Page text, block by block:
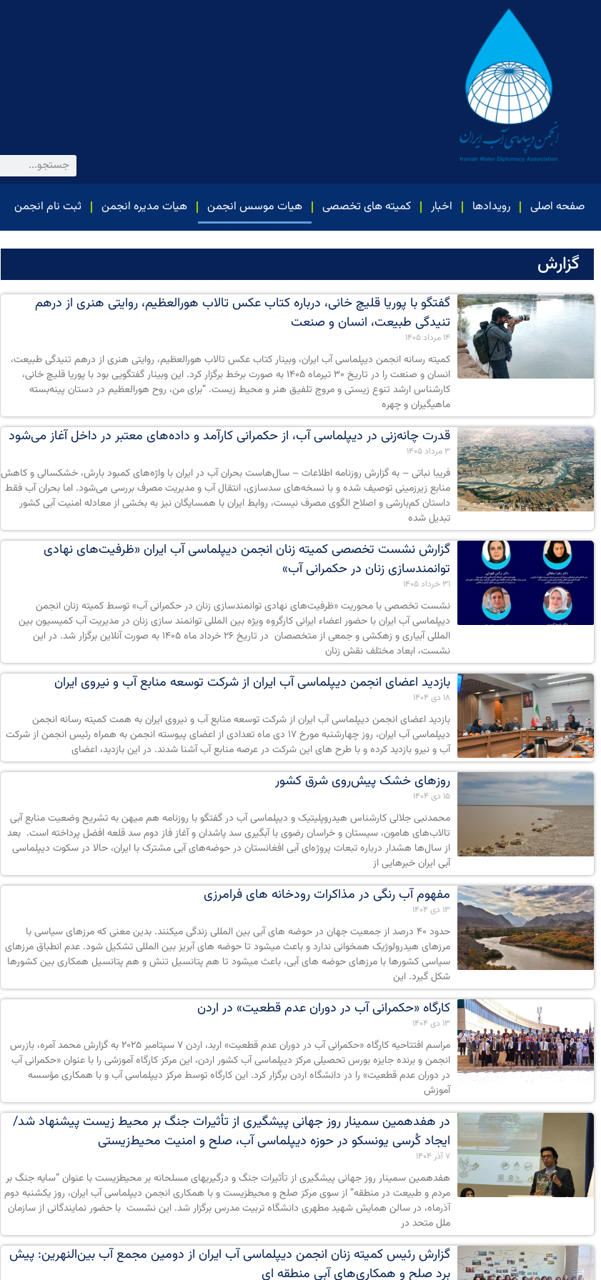
صفحه اصلی رویدادها اخبار کمیته های تخصصی هیات موسس انجمن هیات مدیره انجمن ثبت نام انجمن
گزارش
گفتگو با پوریا قلیچ خانی، درباره کتاب عکس تالاب هورالعظیم، روایتی هنری از درهم
تنیدگی طبیعت، انسان و صنعت
۱۴ مرداد ۱۴۰۵
کمیته رسانه انجمن دیپلماسی آب ایران، وبینار کتاب عکس تالاب هورالعظیم، روایتی هنری از درهم تنیدگی طبیعت،
انسان و صنعت را در تاریخ ۳۰ تیرماه ۱۴۰۵ به صورت برخط برگزار کرد. این وبینار گفتگویی بود با پوریا قلیچ خانی،
کارشناس ارشد تنوع زیستی و مروج تلفیق هنر و محیط زیست. “برای من، روح هورالعظیم در دستان پینه‌بسته
ماهیگیران و چهره
قدرت چانه‌زنی در دیپلماسی آب، از حکمرانی کارآمد و داده‌های معتبر در داخل آغاز می‌شود
۳ مرداد ۱۴۰۵
فریبا نباتی – به گزارش روزنامه اطلاعات – سال‌هاست بحران آب در ایران با واژه‌های کمبود بارش، خشکسالی و کاهش
منابع زیرزمینی توصیف شده و با نسخه‌های سدسازی، انتقال آب و مدیریت مصرف بررسی می‌شود. اما بحران آب فقط
داستان کم‌بارشی و اصلاح الگوی مصرف نیست، روابط ایران با همسایگان نیز به بخشی از معادله امنیت آبی کشور
تبدیل شده
گزارش نشست تخصصی کمیته زنان انجمن دیپلماسی آب ایران «ظرفیت‌های نهادی
توانمندسازی زنان در حکمرانی آب»
۳۱ خرداد ۱۴۰۵
نشست تخصصی با محوریت «ظرفیت‌های نهادی توانمندسازی زنان در حکمرانی آب» توسط کمیته زنان انجمن
دیپلماسی آب ایران با حضور اعضاء ایرانی کارگروه ویژه بین المللی توانمند سازی زنان در مدیریت آب کمیسیون بین
المللی آبیاری و زهکشی و جمعی از متخصصان در تاریخ ۲۶ خرداد ماه ۱۴۰۵ به صورت آنلاین برگزار شد. در این
نشست، ابعاد مختلف نقش زنان
بازدید اعضای انجمن دیپلماسی آب ایران از شرکت توسعه منابع آب و نیروی ایران
۱۸ دی ۱۴۰۴
بازدید اعضای انجمن دیپلماسی آب ایران از شرکت توسعه منابع آب و نیروی ایران به همت کمیته رسانه انجمن
دیپلماسی آب ایران، روز چهارشنبه مورخ ۱۷ دی ماه تعدادی از اعضای پیوسته انجمن به همراه رئیس انجمن از شرکت
آب و نیرو بازدید کرده و با طرح های این شرکت در عرصه منابع آب آشنا شدند. در این بازدید، اعضای
روزهای خشک پیش‌‏روی شرق کشور
۱۵ دی ۱۴۰۴
محمدنبی جلالی کارشناس هیدروپلیتیک و دیپلماسی آب در گفتگو با روزنامه هم میهن به تشریح وضعیت منابع آبی
تالاب‌های هامون، سیستان و خراسان رضوی با آبگیری سد پاشدان و آغاز فاز دوم سد قلعه افضل پرداخته است. بعد
از سال‌‏ها هشدار درباره تبعات پروژ‏ه‌ای آبی افغانستان در حوضه‏‌های آبی مشترک با ایران، حالا در سکوت دیپلماسی
آبی ایران خبرهایی از
مفهوم آب رنگی در مذاکرات رودخانه های فرامرزی
۱۳ دی ۱۴۰۴
حدود ۴۰ درصد از جمعیت جهان در حوضه های آبی بین المللی زندگی میکنند. بدین معنی که مرزهای سیاسی با
مرزهای هیدرولوژیک همخوانی ندارد و باعث میشود تا حوضه های آبریز بین المللی تشکیل شود. عدم انطباق مرزهای
سیاسی کشورها با مرزهای حوضه های آبی، باعث میشود تا هم پتانسیل تنش و هم پتانسیل همکاری بین کشورها
شکل گیرد. این
کارگاه «حکمرانی آب در دوران عدم قطعیت» در اردن
۱۳ دی ۱۴۰۴
مراسم افتتاحیه کارگاه «حکمرانی آب در دوران عدم قطعیت» اربد، اردن ۷ سپتامبر ۲۰۲۵ به گزارش محمد آمره، بازرس
انجمن و برنده جایزه بورس تحصیلی مرکز دیپلماسی آب کشور اردن، این مرکز کارگاه آموزشی را با عنوان «حکمرانی آب
در دوران عدم قطعیت» را در دانشگاه اردن برگزار کرد. این کارگاه توسط مرکز دیپلماسی آب و با همکاری مؤسسه
آموزش
در هفدهمین سمینار روز جهانی پیشگیری از تأثیرات جنگ بر محیط­ زیست پیشنهاد شد/
ایجاد کُرسی یونسکو در حوزه دیپلماسی آب، صلح و امنیت محیط‌زیستی
۷ آذر ۱۴۰۴
هفدهمین سمینار روز جهانی پیشگیری از تأثیرات جنگ و درگیری­های مسلحانه بر محیط­زیست با عنوان “سایه جنگ بر
مردم و طبیعت در منطقه” از سوی مرکز صلح و محیط­زیست و با همکاری انجمن دیپلماسی آب ایران، روز یکشنبه دوم
آذرماه، در سالن همایش شهید مطهری دانشگاه تربیت مدرس برگزار شد. این نشست با حضور نمایندگانی از سازمان
ملل متحد در
گزارش رئیس کمیته زنان انجمن دیپلماسی آب ایران از دومین مجمع آب بین‌النهرین: پیش
برد صلح و همکاری‌های آبی منطقه ای